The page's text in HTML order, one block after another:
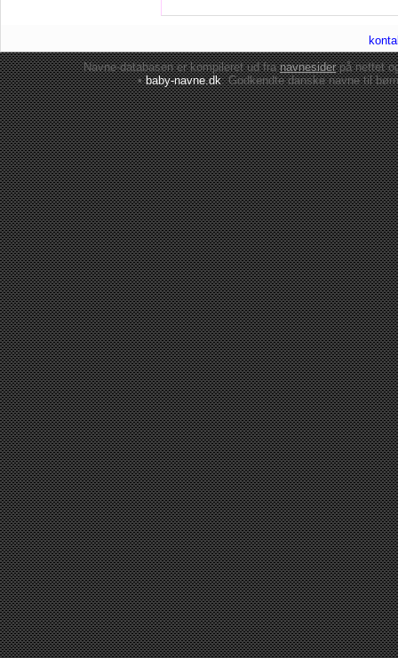
Navne-databasen er kompileret ud franavnesiderpå nettet
•baby-navne.dk: Godkendte danskenavne til børn